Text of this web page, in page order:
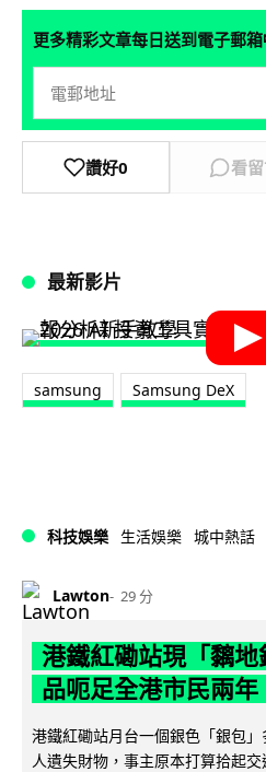
更多精彩文章每日送到電子郵箱
讚好0 看
最新影片
samsung Samsung DeX
科技娛樂 生活娛樂 城中熱話
Lawton 29 分
港鐵紅磡站現「黐
品呃足全港市民兩年
港鐵紅磡站月台一個銀色「銀包
人遺失財物，事主原本打算拾起